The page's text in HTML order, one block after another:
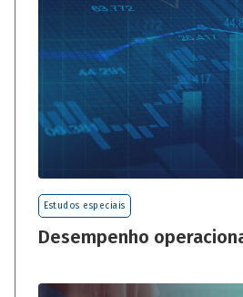
Estudos especiais
Desempenho